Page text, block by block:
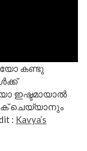
കണ്ടു
ഇഷ്ടമായാൽ
ചെയ്യാനും
: Kavya’s